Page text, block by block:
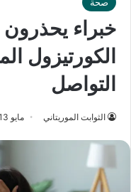
خبراء
الكورتيزول
التواصل
الثوابت الموريتاني مايو 13, 2026